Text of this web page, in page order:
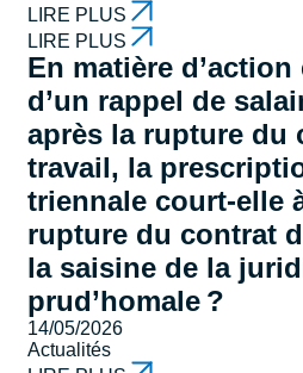
LIRE PLUS
LIRE PLUS
En matière
d’un rappel de
après la rupture du
travail, la
triennale court-elle
rupture du contrat
la saisine de la
prud’homale ?
14/05/2026
Actualités